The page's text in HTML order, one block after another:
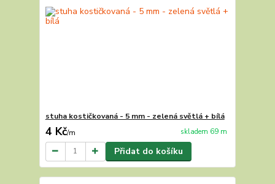
stuha kostičkovaná - 5 mm - zelená světlá + bílá
4 Kč/m skladem 69 m
Přidat do košíku